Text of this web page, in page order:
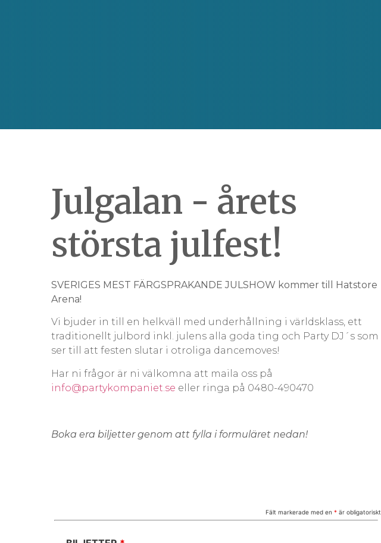
Julgalan - årets
största julfest!
SVERIGES MEST FÄRGSPRAKANDE JULSHOW kommer till Hatstore
Arena!
Vi bjuder in till en helkväll med underhållning i världsklass, ett
traditionellt julbord inkl. julens alla goda ting och Party DJ´s som
ser till att festen slutar i otroliga dancemoves!
Har ni frågor är ni välkomna att maila oss på
info@partykompaniet.se eller ringa på 0480-490470
Boka era biljetter genom att fylla i formuläret nedan!
Fält markerade med en * är obligatoriskt